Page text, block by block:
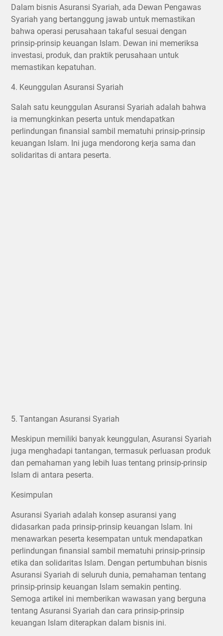
Dalam bisnis Asuransi Syariah, ada Dewan Pengawas
Syariah yang bertanggung jawab untuk memastikan
bahwa operasi perusahaan takaful sesuai dengan
prinsip-prinsip keuangan Islam. Dewan ini memeriksa
investasi, produk, dan praktik perusahaan untuk
memastikan kepatuhan.
4. Keunggulan Asuransi Syariah
Salah satu keunggulan Asuransi Syariah adalah bahwa
ia memungkinkan peserta untuk mendapatkan
perlindungan finansial sambil mematuhi prinsip-prinsip
keuangan Islam. Ini juga mendorong kerja sama dan
solidaritas di antara peserta.
5. Tantangan Asuransi Syariah
Meskipun memiliki banyak keunggulan, Asuransi Syariah
juga menghadapi tantangan, termasuk perluasan produk
dan pemahaman yang lebih luas tentang prinsip-prinsip
Islam di antara peserta.
Kesimpulan
Asuransi Syariah adalah konsep asuransi yang
didasarkan pada prinsip-prinsip keuangan Islam. Ini
menawarkan peserta kesempatan untuk mendapatkan
perlindungan finansial sambil mematuhi prinsip-prinsip
etika dan solidaritas Islam. Dengan pertumbuhan bisnis
Asuransi Syariah di seluruh dunia, pemahaman tentang
prinsip-prinsip keuangan Islam semakin penting.
Semoga artikel ini memberikan wawasan yang berguna
tentang Asuransi Syariah dan cara prinsip-prinsip
keuangan Islam diterapkan dalam bisnis ini.